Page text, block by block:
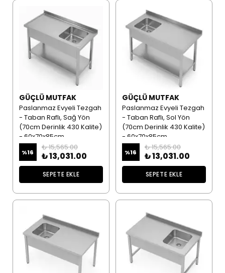
GÜÇLÜ MUTFAK
Paslanmaz Evyeli Tezgah
- Taban Raflı, Sağ Yön
(70cm Derinlik 430 Kalite)
- 60x70x85cm
%16
₺ 15,565.00
₺ 13,031.00
SEPETE EKLE
GÜÇLÜ MUTFAK
Paslanmaz Evyeli Tezgah
- Taban Raflı, Sol Yön
(70cm Derinlik 430 Kalite)
- 60x70x85cm
%16
₺ 15,565.00
₺ 13,031.00
SEPETE EKLE